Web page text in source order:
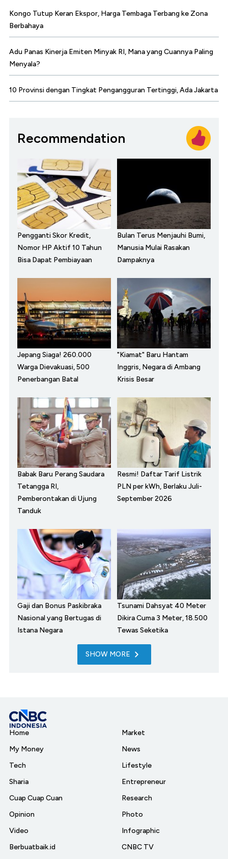
Kongo Tutup Keran Ekspor, Harga Tembaga Terbang ke Zona
Berbahaya
Adu Panas Kinerja Emiten Minyak RI, Mana yang Cuannya Paling
Menyala?
10 Provinsi dengan Tingkat Pengangguran Tertinggi, Ada Jakarta
Recommendation
Pengganti Skor Kredit,
Nomor HP Aktif 10 Tahun
Bisa Dapat Pembiayaan
Bulan Terus Menjauhi Bumi,
Manusia Mulai Rasakan
Dampaknya
Jepang Siaga! 260.000
Warga Dievakuasi, 500
Penerbangan Batal
"Kiamat" Baru Hantam
Inggris, Negara di Ambang
Krisis Besar
Babak Baru Perang Saudara
Tetangga RI,
Pemberontakan di Ujung
Tanduk
Resmi! Daftar Tarif Listrik
PLN per kWh, Berlaku Juli-
September 2026
Gaji dan Bonus Paskibraka
Nasional yang Bertugas di
Istana Negara
Tsunami Dahsyat 40 Meter
Dikira Cuma 3 Meter, 18.500
Tewas Seketika
SHOW MORE
Home
My Money
Tech
Sharia
Cuap Cuap Cuan
Opinion
Video
Berbuatbaik.id
Market
News
Lifestyle
Entrepreneur
Research
Photo
Infographic
CNBC TV